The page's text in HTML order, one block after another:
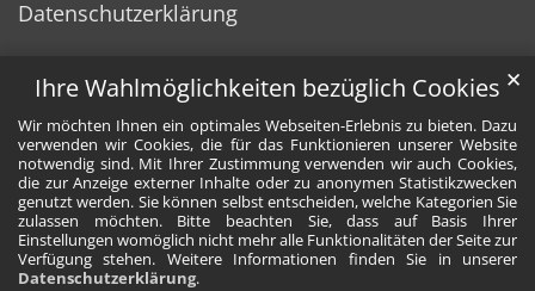
Ihre Wahlmöglichkeiten bezüglich Cookies
Wir möchten Ihnen ein optimales Webseiten-Erlebnis zu bieten. Dazu
verwenden wir Cookies, die für das Funktionieren unserer Website
notwendig sind. Mit Ihrer Zustimmung verwenden wir auch Cookies,
die zur Anzeige externer Inhalte oder zu anonymen Statistikzwecken
genutzt werden. Sie können selbst entscheiden, welche Kategorien Sie
zulassen möchten. Bitte beachten Sie, dass auf Basis Ihrer
Einstellungen womöglich nicht mehr alle Funktionalitäten der Seite zur
Verfügung stehen. Weitere Informationen finden Sie in unserer
Datenschutzerklärung.
✕
Datenschutzerklärung